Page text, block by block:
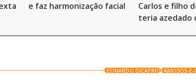
e faz harmonização facial
Carlos e filho
teria azedado
LEONARDO DICAPRIOFAMOSOS-E-